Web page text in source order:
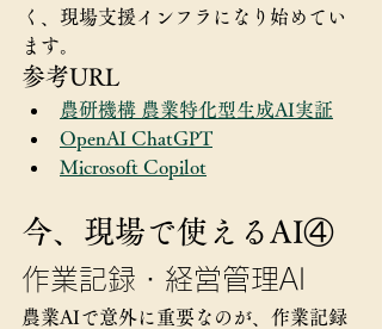
く、現場支援インフラになり始めてい
ます。
参考URL
農研機構 農業特化型生成AI実証
OpenAI ChatGPT
Microsoft Copilot
今、現場で使えるAI④
作業記録・経営管理AI
農業AIで意外に重要なのが、作業記録